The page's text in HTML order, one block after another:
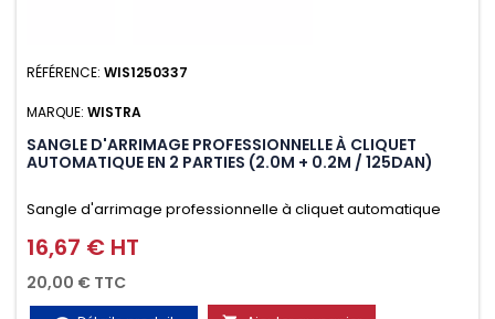
RÉFÉRENCE: WIS1250337
MARQUE: WISTRA
SANGLE D'ARRIMAGE PROFESSIONNELLE À CLIQUET
AUTOMATIQUE EN 2 PARTIES (2.0M + 0.2M / 125DAN)
Sangle d'arrimage professionnelle à cliquet automatique
avec crochet deux doigts soudés en J en 2 parties (2.0M +
0.2M / 125daN), simple et rapide d'utilisation. Permet
d'arrimer et de sécuriser vos chargements pendant le
Prix
16,67 € HT
20,00 € TTC